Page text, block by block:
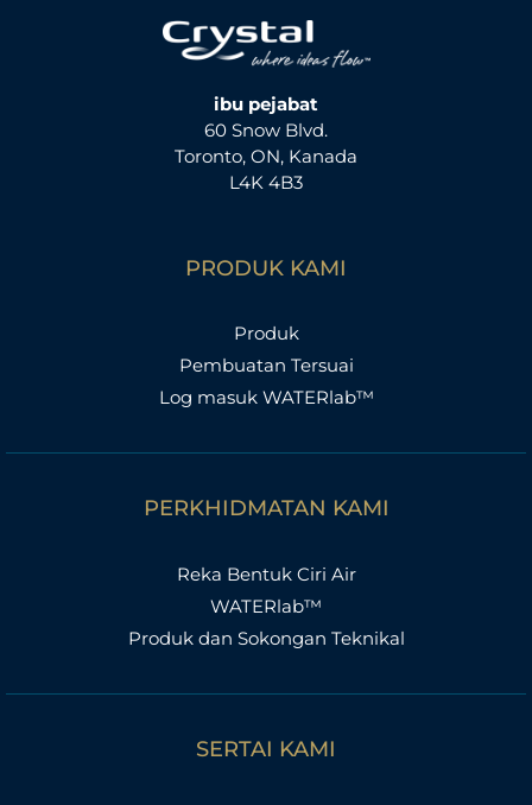
ibu pejabat
60 Snow Blvd.
Toronto, ON, Kanada
L4K 4B3
PRODUK KAMI
Produk
Pembuatan Tersuai
Log masuk WATERlab™
PERKHIDMATAN KAMI
Reka Bentuk Ciri Air
WATERlab™
Produk dan Sokongan Teknikal
SERTAI KAMI